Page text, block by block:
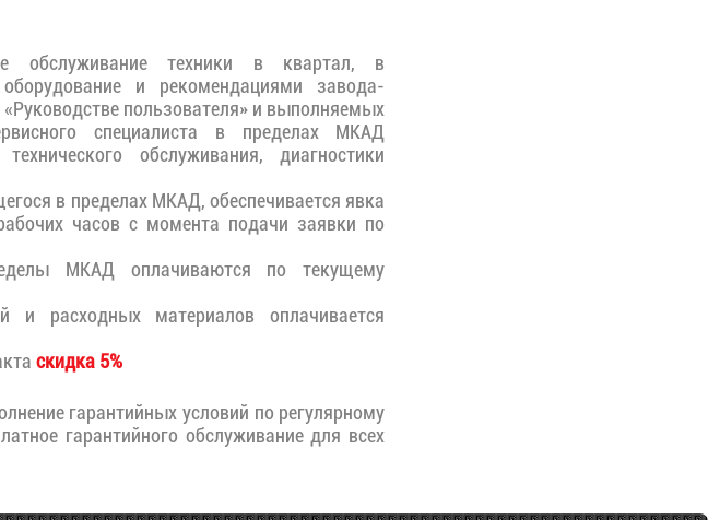
обслуживание техники в квартал, в
и рекомендациями завода-
пользователя» и выполняемых
специалиста в пределах МКАД
обслуживания, диагностики
в пределах МКАД, обеспечивается явка
часов с момента подачи заявки по
МКАД оплачиваются по текущему
и расходных материалов оплачивается
скидка 5%
гарантийных условий по регулярному
гарантийного обслуживание для всех